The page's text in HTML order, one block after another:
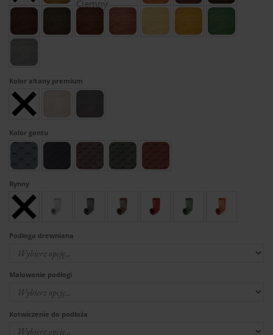
Kolor altany premium
Kolor gontu
Rynny
Podłoga drewniana
Malowanie podłogi
Kotwiczenie do podłoża